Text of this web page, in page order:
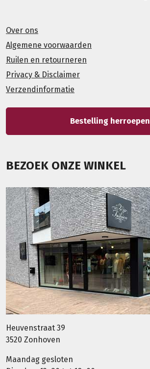
Over ons
Algemene voorwaarden
Ruilen en retourneren
Privacy & Disclaimer
Verzendinformatie
Bestelling herroepen
BEZOEK ONZE WINKEL
Heuvenstraat 39
3520 Zonhoven
Maandag gesloten